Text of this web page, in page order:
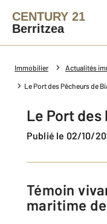
CENTURY 21
Berritzea
Immobilier Actualités
Le Port des Pêcheurs de
Le Port
Publié le 02/10/
Témoin vivant de l’histoire
maritime